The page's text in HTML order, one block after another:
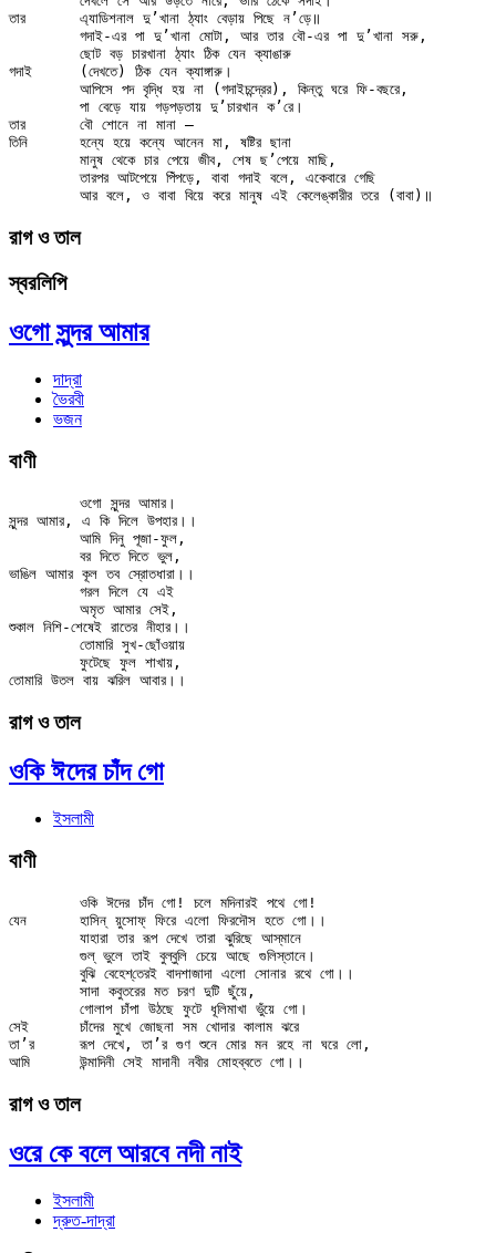
তার	এ্যাডিশনাল দু’খানা ঠ্যাং বেড়ায় পিছে ন’ড়ে॥
গদাই	(দেখতে) ঠিক যেন ক্যাঙ্গারু।
তার	বৌ শোনে না মানা —
তিনি	হন্যে হয়ে কন্যে আনেন মা, ষষ্টির ছানা
	তারপর আটপেয়ে পিঁপড়ে, বাবা গদাই বলে, একেবারে গেছি
রাগ ও তাল
স্বরলিপি
ওগো সুন্দর আমার
দাদ্‌রা
ভৈরবী
ভজন
বাণী
সুন্দর আমার, এ কি দিলে উপহার।।
ভাঙিল আমার কূল তব স্রোতধারা।।
শুকাল নিশি-শেষেই রাতের নীহার।।
রাগ ও তাল
ওকি ঈদের চাঁদ গো
ইসলামী
বাণী
যেন	হাসিন্ য়ুসোফ্ ফিরে এলো ফিরদৌস হতে গো।।
সেই	চাঁদের মুখে জোছনা সম খোদার কালাম ঝরে
তা’র	রূপ দেখে, তা’র গুণ শুনে মোর মন রহে না ঘরে লো,
রাগ ও তাল
ওরে কে বলে আরবে নদী নাই
ইসলামী
দ্রুত-দাদ্‌রা